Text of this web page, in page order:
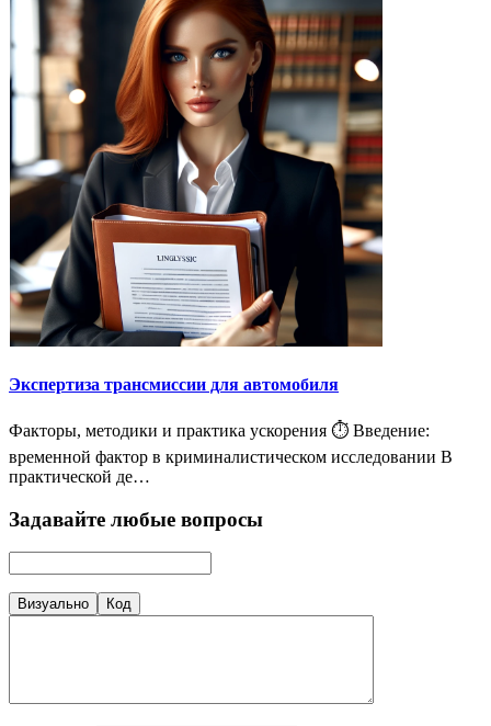
Экспертиза трансмиссии для автомобиля
Факторы, методики и практика ускорения ⏱️ Введение:
временной фактор в криминалистическом исследовании В
практической де…
Задавайте любые вопросы
Визуально Код